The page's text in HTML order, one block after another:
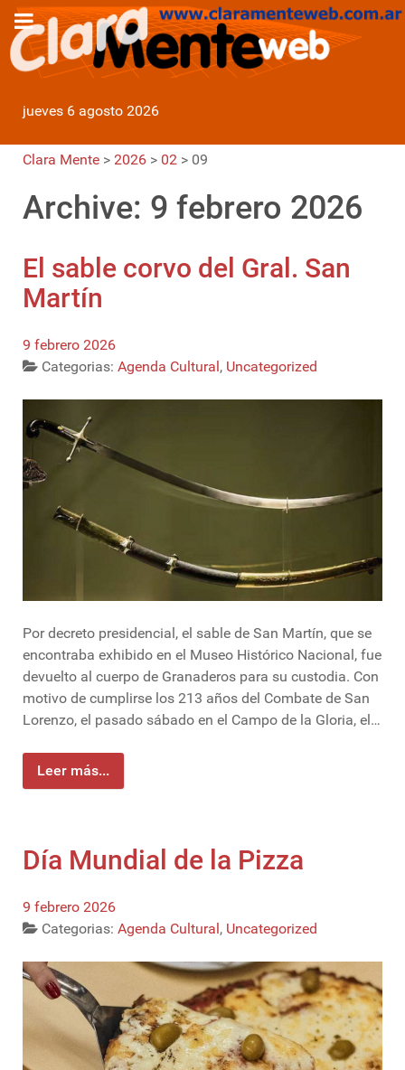
jueves 6 agosto 2026
Clara Mente > 2026 > 02 > 09
Archive: 9 febrero 2026
El sable corvo del Gral. San
Martín
9 febrero 2026
Categorias: Agenda Cultural , Uncategorized
Por decreto presidencial, el sable de San Martín, que se
encontraba exhibido en el Museo Histórico Nacional, fue
devuelto al cuerpo de Granaderos para su custodia. Con
motivo de cumplirse los 213 años del Combate de San
Lorenzo, el pasado sábado en el Campo de la Gloria, el…
Leer más...
Día Mundial de la Pizza
9 febrero 2026
Categorias: Agenda Cultural, Uncategorized